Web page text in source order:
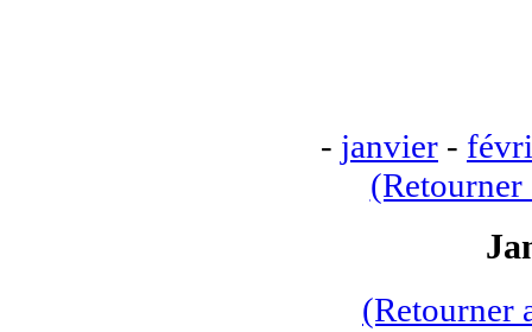
- janvier -
(Retourner
(Retourner